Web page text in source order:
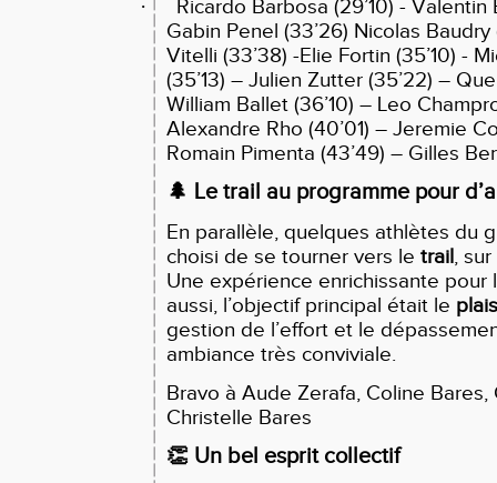
·
Ricardo Barbosa (29’10) - Valentin
Gabin Penel (33’26) Nicolas Baudry
Vitelli (33’38) -Elie Fortin (35’10) -
(35’13) – Julien Zutter (35’22) –
William Ballet (36’10) – Leo
Alexandre Rho (40’01) – Jeremie
Romain Pimenta (43’49) – Gilles
🌲 Le trail au programme pour
En parallèle, quelques athlètes du
choisi de se tourner vers le trail,
Une expérience enrichissante pour
aussi, l’objectif principal était le
gestion de l’effort et le
ambiance très conviviale.
Bravo à Aude Zerafa, Coline Bares,
Christelle Bares
👏 Un bel esprit collectif